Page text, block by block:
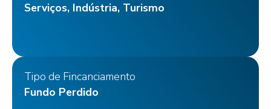
Serviços, Indústria, Turismo
Tipo de Fincanciamento
Fundo Perdido